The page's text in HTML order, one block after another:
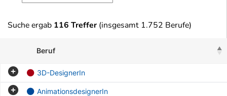
Suche ergab 116 Treffer (insgesamt 1.752 Berufe)
Beruf
3D-DesignerIn
AnimationsdesignerIn